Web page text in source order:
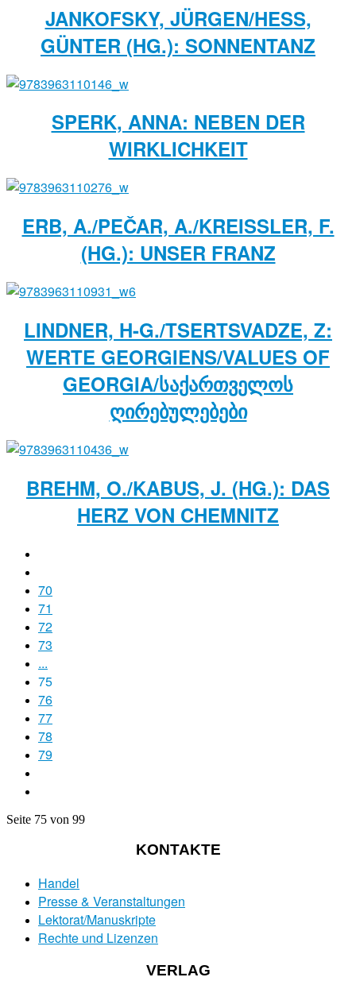
JANKOFSKY, JÜRGEN/HESS,
GÜNTER (HG.): SONNENTANZ
SPERK, ANNA: NEBEN DER
WIRKLICHKEIT
ERB, A./PEČAR, A./KREISSLER, F. (
HG.): UNSER FRANZ
LINDNER, H-G./TSERTSVADZE, Z:
WERTE GEORGIENS/VALUES OF
GEORGIA/ᲡᲐᲥᲐᲠᲗᲕᲔᲚᲝᲡ
ᲦᲘᲠᲔᲑᲣᲚᲔᲑᲔᲑᲘ
BREHM, O./KABUS, J. (HG.): DAS
HERZ VON CHEMNITZ
70
71
72
73
...
75
76
77
78
79
Seite 75 von 99
KONTAKTE
Handel
Presse & Veranstaltungen
Lektorat/Manuskripte
Rechte und Lizenzen
VERLAG